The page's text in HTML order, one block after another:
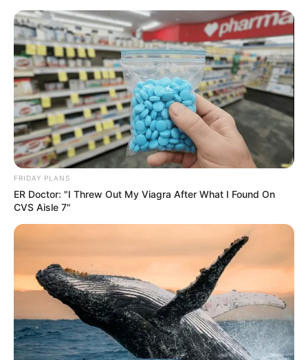
sacolinha festa junina
Aprenda Como Fazer uma
Sacola de Papel para
Lembrancinha de Festa
18.079.935/0001-70
FBO Negócios de Treinamento e Marketing Digital
FRIDAY PLANS
ER Doctor: "I Threw Out My Viagra After What I Found On
CVS Aisle 7"